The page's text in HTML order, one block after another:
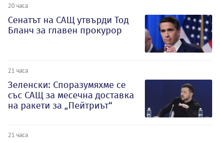
20 часа
Сенатът на САЩ утвърди Тод
Бланч за главен прокурор
21 часа
Зеленски: Споразумяхме се
със САЩ за месечна доставка
на ракети за „Пейтриът“
21 часа